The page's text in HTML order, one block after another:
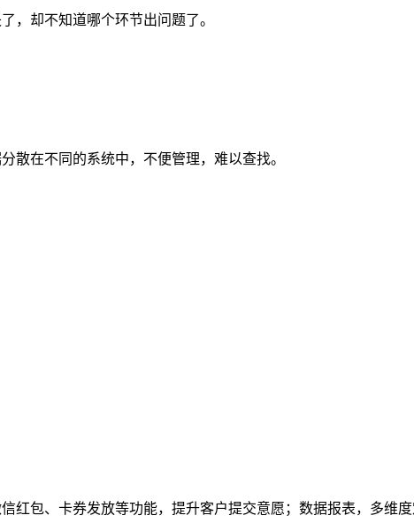
，却不知道哪个环节出问题了。
散在不同的系统中，不便管理，难以查找。
包、卡券发放等功能，提升客户提交意愿；数据报表，多维度